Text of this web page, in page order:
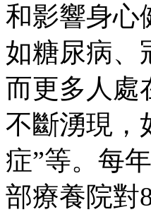
和影響身心
如糖尿病、
而更多人處
不斷湧現，
症”等。每
部療養院對